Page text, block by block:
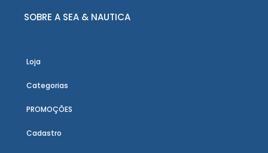
SOBRE A SEA & NAUTICA
Loja
Categorias
PROMOÇÕES
Cadastro